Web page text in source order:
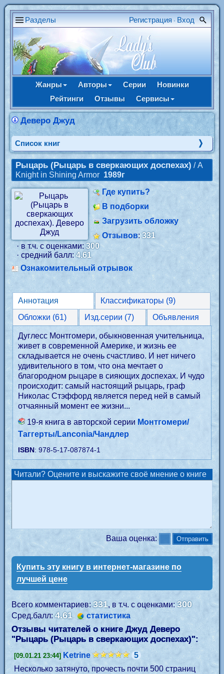
Разделы Регистрация • Вход
Жанры Авторы Серии
Новинки
Рейтинги
Отзывы Сервисы
Деверо Джуд
Cписок книг
Рыцарь (Рыцарь в сверкающих доспехах) / A
Knight in Shining Armor 1989г
Где купить?
В подборки
Загрузить обложку
Отзывов:331
· в т.ч. с оценками:300
· средний балл:4.61
Ознакомительный отрывок
Аннотация
Классификаторы (9)
Обложки (61)
Изд.серии (7) Объявления
Дуглесс Монтгомери, обыкновенная учительница,
живет в современной Америке, и жизнь ее
складывается не очень счастливо. И нет ничего
удивительного в том, что она мечтает о
благородном рыцаре в сияющих доспехах. И чудо
происходит: самый настоящий рыцарь, граф
Николас Стэффорд является перед ней в самый
отчаянный момент ее жизни...
19-я книга в авторской серии Монтгомери/
Таггерты/Lanconia/Чандлер
ISBN: 978-5-17-087874-1
Читали? Оцените и выскажите своё мнение о книге
Ваша оценка:
Купить эту книгу в интернет-магазине по
лучшей цене
Всего комментариев:331, в т.ч. с оценками:300
Сред.балл:4.61 статистика
Отзывы читателей о книге Джуд Деверо
"Рыцарь (Рыцарь в сверкающих доспехах)":
[09.01.21 23:44] Ketrine
5
Несколько затянуто, прочесть почти 500 страниц